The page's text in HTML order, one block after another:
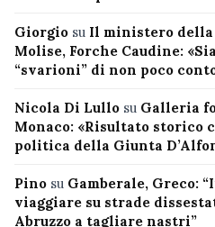
Giorgio su Il ministero
Molise, Forche Caudine:
“svarioni” di non poco
Nicola Di Lullo su Galleria
Monaco: «Risultato storico
politica della Giunta
Pino su Gamberale, Greco:
viaggiare su strade
Abruzzo a tagliare nastri”